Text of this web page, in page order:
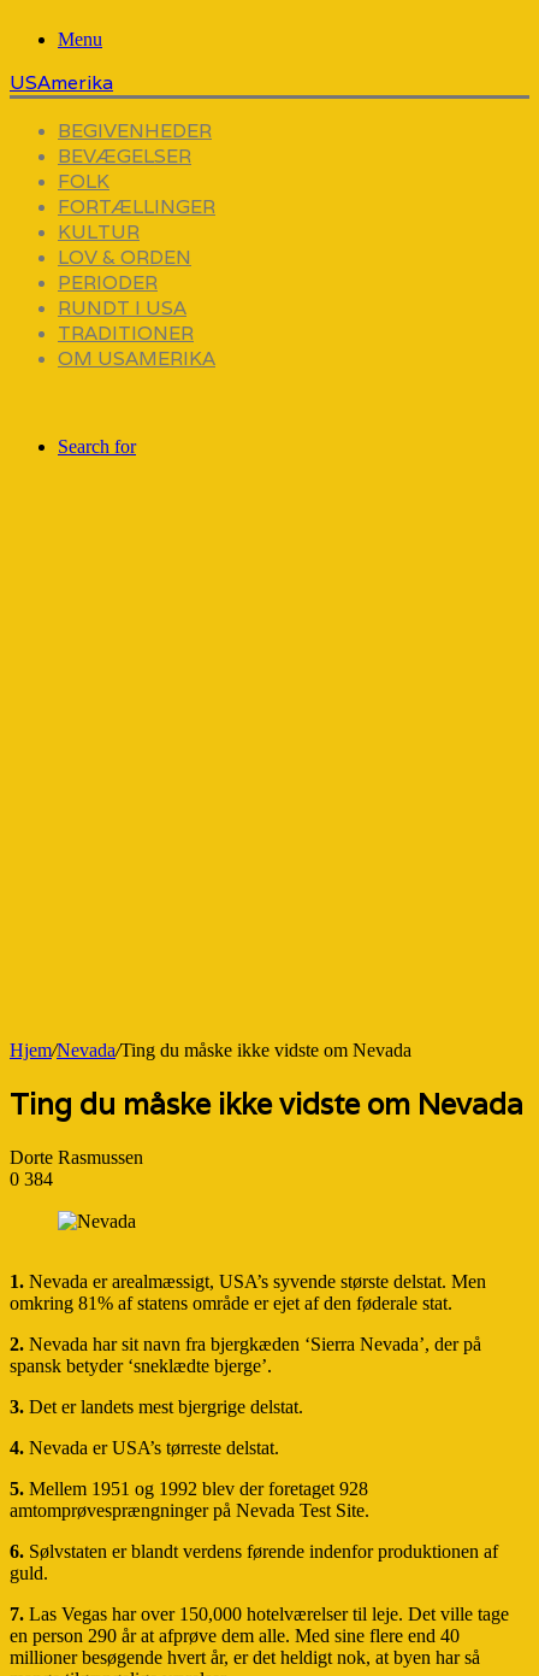
Menu
USAmerika
BEGIVENHEDER
BEVÆGELSER
FOLK
FORTÆLLINGER
KULTUR
LOV & ORDEN
PERIODER
RUNDT I USA
TRADITIONER
OM USAMERIKA
Search for
Hjem/Nevada/Ting du måske ikke vidste om Nevada
Ting du måske ikke vidste om Nevada
Dorte Rasmussen
0 384
1. Nevada er arealmæssigt, USA’s syvende største delstat. Men
omkring 81% af statens område er ejet af den føderale stat.
2. Nevada har sit navn fra bjergkæden ‘Sierra Nevada’, der på
spansk betyder ‘sneklædte bjerge’.
3. Det er landets mest bjergrige delstat.
4. Nevada er USA’s tørreste delstat.
5. Mellem 1951 og 1992 blev der foretaget 928
amtomprøvesprængninger på Nevada Test Site.
6. Sølvstaten er blandt verdens førende indenfor produktionen af
guld.
7. Las Vegas har over 150,000 hotelværelser til leje. Det ville tage
en person 290 år at afprøve dem alle. Med sine flere end 40
millioner besøgende hvert år, er det heldigt nok, at byen har så